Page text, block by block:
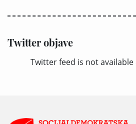
Twitter objave
Twitter feed is not